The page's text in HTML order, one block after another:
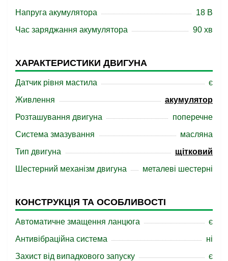
Напруга акумулятора
18 B
Час заряджання акумулятора
90 хв
ХАРАКТЕРИСТИКИ ДВИГУНА
Датчик рівня мастила
є
Живлення
акумулятор
Розташування двигуна
поперечне
Система змазування
масляна
Тип двигуна
щітковий
Шестерний механізм двигуна
металеві шестерні
КОНСТРУКЦІЯ ТА ОСОБЛИВОСТІ
Автоматичне змащення ланцюга
є
Антивібраційна система
ні
Захист від випадкового запуску
є